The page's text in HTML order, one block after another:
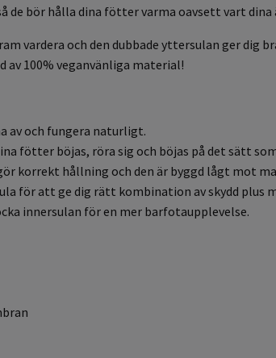
de bör hålla dina fötter varma oavsett vart
vardera och den dubbade yttersulan ger dig
100% veganvänliga material!
av och fungera naturligt.
fötter böjas, röra sig och böjas på det sätt
korrekt hållning och den är byggd lågt mot
för att ge dig rätt kombination av skydd plus
innersulan för en mer barfotaupplevelse.